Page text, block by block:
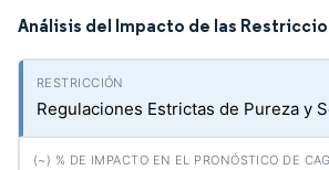
Análisis del Impacto de las
Regulaciones Estrictas de Pureza y